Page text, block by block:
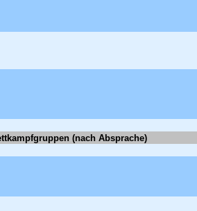
(nach Absprache)